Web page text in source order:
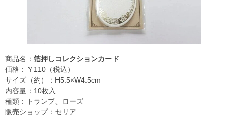
商品名： 箔押しコレクションカード
価格：￥110（税込）
サイズ（約）：H5.5×W4.5cm
内容量：10枚入
種類：トランプ、ローズ
販売ショップ：セリア